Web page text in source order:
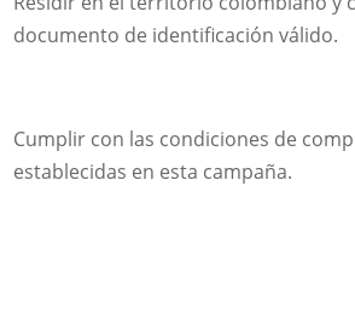
documento de identificación válido.
Cumplir con las condiciones de
establecidas en esta campaña.